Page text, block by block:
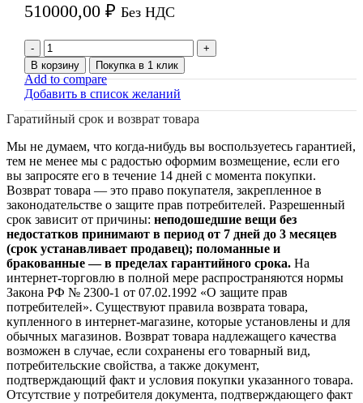
510000,00 ₽ Без НДС
Количество
товара
Аппаратно
-
программный
комплекс
T-
ON
combo"
В корзину Покупка в 1 клик
Add to compare
Добавить в список желаний
Гаратийный срок и возврат товара
Мы не думаем, что когда-нибудь вы воспользуетесь гарантией,
тем не менее мы с радостью оформим возмещение, если его
вы запросяте его в течение 14 дней с момента покупки.
Возврат товара — это право покупателя, закрепленное в
законодательстве о защите прав потребителей. Разрешенный
срок зависит от причины: неподошедшие вещи без
недостатков принимают в период от 7 дней до 3 месяцев
(срок устанавливает продавец); поломанные и
бракованные — в пределах гарантийного срока. На
интернет-торговлю в полной мере распространяются нормы
Закона РФ № 2300-1 от 07.02.1992 «О защите прав
потребителей». Существуют правила возврата товара,
купленного в интернет-магазине, которые установлены и для
обычных магазинов. Возврат товара надлежащего качества
возможен в случае, если сохранены его товарный вид,
потребительские свойства, а также документ,
подтверждающий факт и условия покупки указанного товара.
Отсутствие у потребителя документа, подтверждающего факт